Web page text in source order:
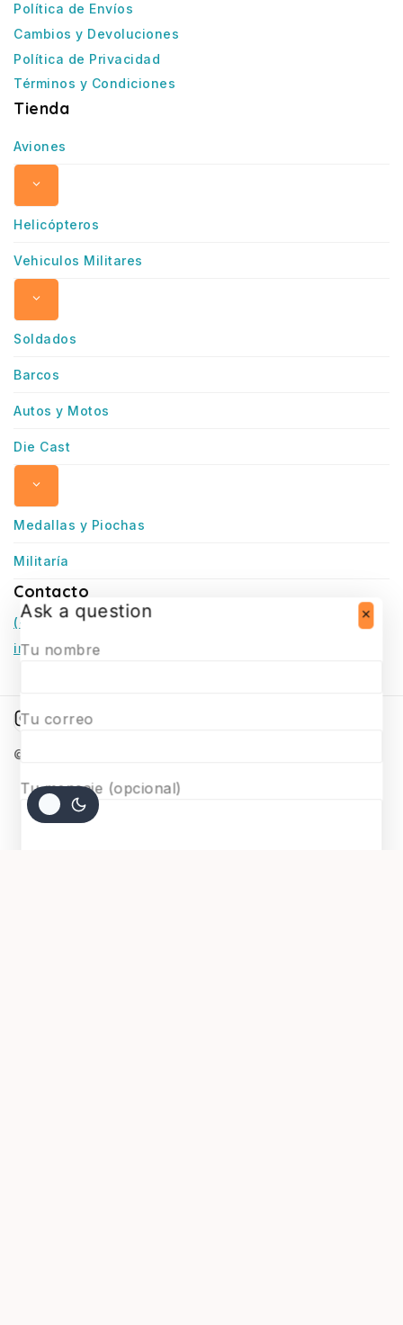
Política de Envíos
Cambios y Devoluciones
Política de Privacidad
Términos y Condiciones
Tienda
Aviones
Helicópteros
Vehiculos Militares
Soldados
Barcos
Autos y Motos
Die Cast
Medallas y Piochas
Militaría
Contacto
(+56) 966770307
infosurmaquetas@surmaquetas.cl
© 2026 Surmaquetas
Ask a question
Tu nombre
Tu correo
Tu mensaje (opcional)